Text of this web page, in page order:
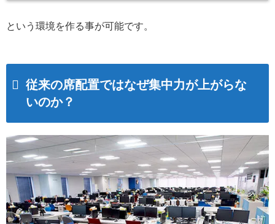
という環境を作る事が可能です。
従来の席配置ではなぜ集中力が上がらな
いのか？